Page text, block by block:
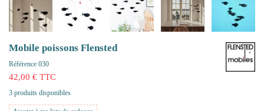
Mobile poissons Flensted
Référence 030
42,00 € TTC
3 produits disponibles